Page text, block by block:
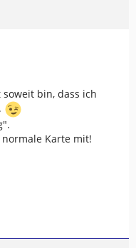
bin, dass ich
Karte mit!